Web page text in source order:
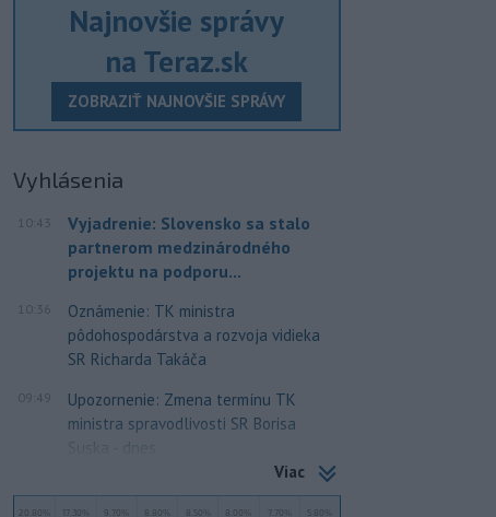
Najnovšie správy
na Teraz.sk
ZOBRAZIŤ NAJNOVŠIE SPRÁVY
Vyhlásenia
10:43
Vyjadrenie: Slovensko sa stalo
partnerom medzinárodného
projektu na podporu...
10:36
Oznámenie: TK ministra
pôdohospodárstva a rozvoja vidieka
SR Richarda Takáča
09:49
Upozornenie: Zmena termínu TK
ministra spravodlivosti SR Borisa
Suska - dnes
Viac